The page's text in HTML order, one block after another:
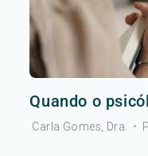
Quando o
Carla Gomes, Dra. •